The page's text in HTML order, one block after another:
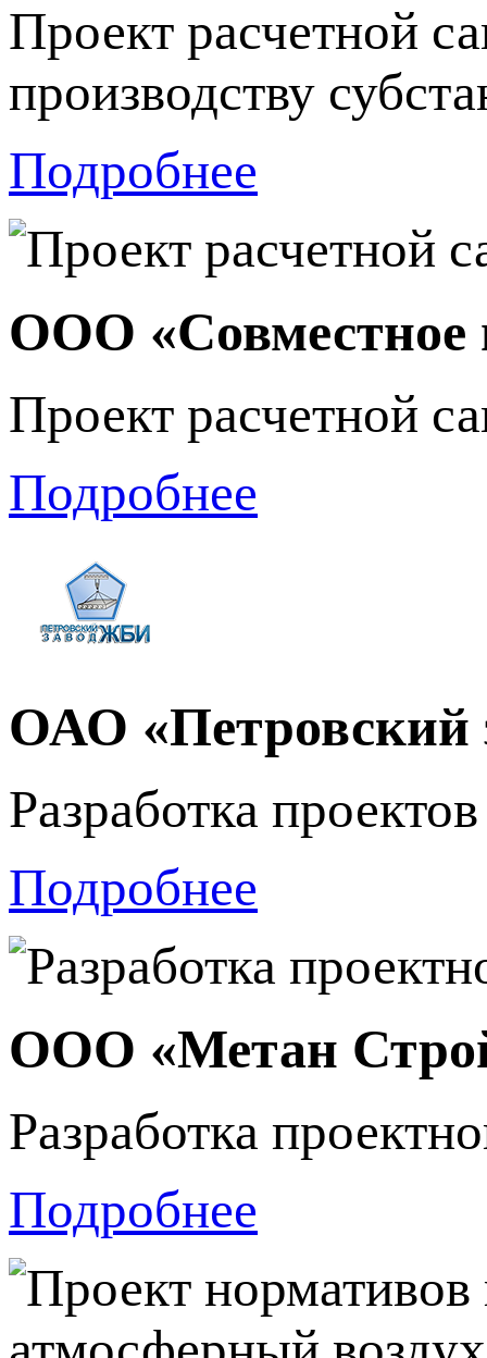
Проект расчетной
производству
Подробнее
ООО «Совместное
Проект расчетной
Подробнее
ОАО
Разработка
Подробнее
ООО «Метан
Разработка
Подробнее